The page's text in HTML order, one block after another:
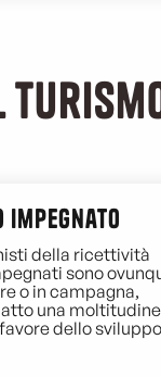
della ricettività
sono
o in campagna,
una
dello